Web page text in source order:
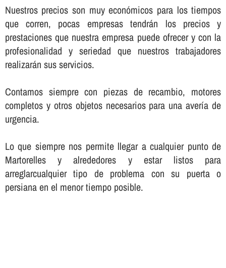
Nuestros precios son muy económicos para los tiempos
que corren, pocas empresas tendrán los precios y
prestaciones que nuestra empresa puede ofrecer y con la
profesionalidad y seriedad que nuestros trabajadores
realizarán sus servicios.
Contamos siempre con piezas de recambio, motores
completos y otros objetos necesarios para una averí­a de
urgencia.
Lo que siempre nos permite llegar a cualquier punto de
Martorelles y alrededores y estar listos para
arreglarcualquier tipo de problema con su puerta o
persiana en el menor tiempo posible.